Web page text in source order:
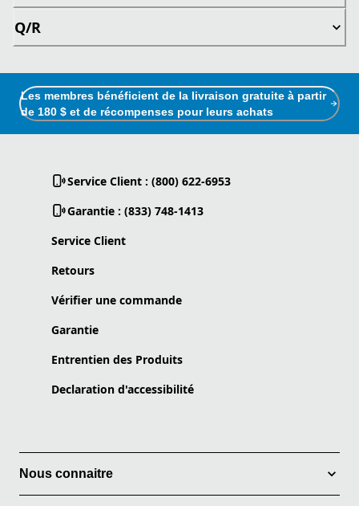
Q/R
Les membres bénéficient de la livraison gratuite à partir
de 180 $ et de récompenses pour leurs achats
Service Client : (800) 622-6953
Garantie : (833) 748-1413
Service Client
Retours
Vérifier une commande
Garantie
Entrentien des Produits
Declaration d'accessibilité
Nous connaitre